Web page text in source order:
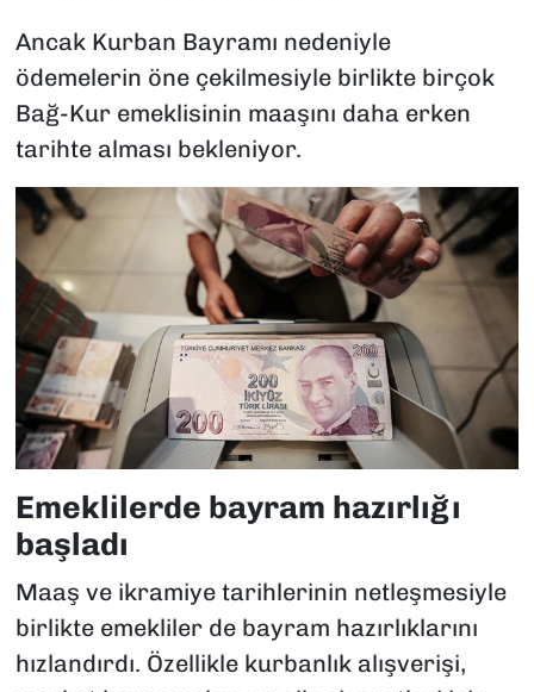
Ancak Kurban Bayramı nedeniyle
ödemelerin öne çekilmesiyle birlikte birçok
Bağ-Kur emeklisinin maaşını daha erken
tarihte alması bekleniyor.
Emeklilerde bayram hazırlığı
başladı
Maaş ve ikramiye tarihlerinin netleşmesiyle
birlikte emekliler de bayram hazırlıklarını
hızlandırdı. Özellikle kurbanlık alışverişi,